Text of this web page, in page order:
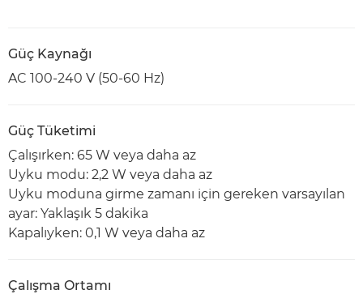
Güç Kaynağı
AC 100-240 V (50-60 Hz)
Güç Tüketimi
Çalışırken: 65 W veya daha az
Uyku modu: 2,2 W veya daha az
Uyku moduna girme zamanı için gereken varsayılan
ayar: Yaklaşık 5 dakika
Kapalıyken: 0,1 W veya daha az
Çalışma Ortamı